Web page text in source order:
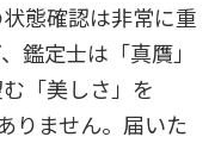
態確認は非常に重
鑑定士は「真贋」
「美しさ」を
りません。届いた